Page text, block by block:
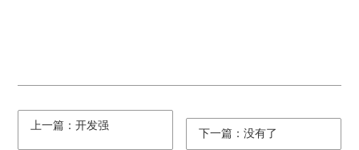
上一篇：开发强
下一篇：没有了